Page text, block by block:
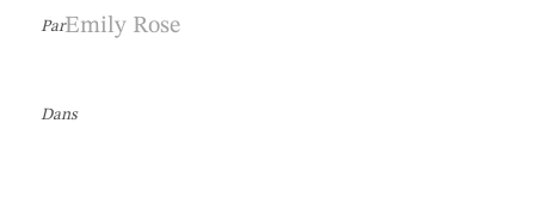
ParEmily Rose
Dans